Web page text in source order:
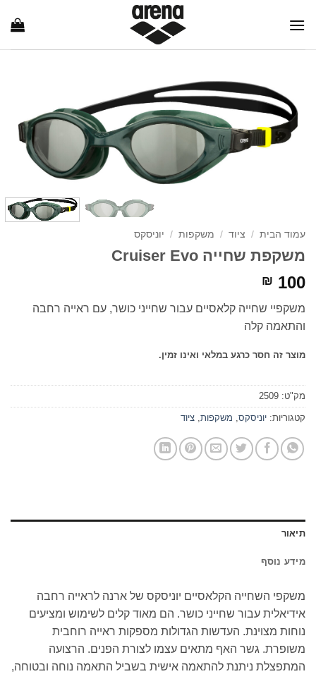
עמוד הבית / ציוד / משקפות / יוניסקס
משקפת שחייה Cruiser Evo
₪ 100
משקפיי שחייה קלאסיים עבור שחייני כושר, עם ראייה רחבה
והתאמה קלה
מוצר זה חסר כרגע במלאי ואינו זמין.
מק"ט: 2509
קטגוריות: יוניסקס משקפות ציוד
תיאור
מידע נוסף
משקפי השחייה הקלאסיים יוניסקס של ארנה לראייה רחבה
אידיאלית עבור שחייני כושר. הם מאוד קלים לשימוש ומציעים
נוחות מצוינת. העדשות הגדולות מספקות ראייה רוחבית
משופרת. גשר האף מתאים עצמו לצורת הפנים. הרצועה
המתפצלת ניתנת להתאמה אישית בשביל התאמה נוחה ובטוחה,